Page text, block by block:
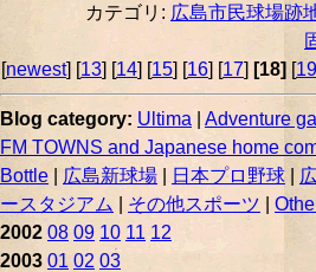
カテゴリ: 広島市民球場跡
[newest] [13] [14] [15] [16] [17] [18] [19
Blog category: Ultima Adventure
FM TOWNS and Japanese home
Bottle
広島新球場 日本プロ野球
ースタジアム
その他スポーツ
2002 08 09 10 11 12
2003 01 02 03